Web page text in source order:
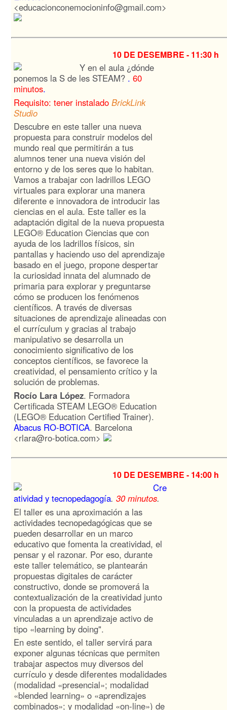
<educacionconemocioninfo@gmail.com>
10 DE DESEMBRE - 11:30 h
Y en el aula ¿dónde
ponemos la S de les STEAM? . 60
minutos.
Requisito: tener instalado BrickLink
Studio
Descubre en este taller una nueva
propuesta para construir modelos del
mundo real que permitirán a tus
alumnos tener una nueva visión del
entorno y de los seres que lo habitan.
Vamos a trabajar con ladrillos LEGO
virtuales para explorar una manera
diferente e innovadora de introducir las
ciencias en el aula. Este taller es la
adaptación digital de la nueva propuesta
LEGO® Education Ciencias que con
ayuda de los ladrillos físicos, sin
pantallas y haciendo uso del aprendizaje
basado en el juego, propone despertar
la curiosidad innata del alumnado de
primaria para explorar y preguntarse
cómo se producen los fenómenos
científicos. A través de diversas
situaciones de aprendizaje alineadas con
el currículum y gracias al trabajo
manipulativo se desarrolla un
conocimiento significativo de los
conceptos científicos, se favorece la
creatividad, el pensamiento crítico y la
solución de problemas.
Rocío Lara López. Formadora
Certificada STEAM LEGO® Education
(LEGO® Education Certified Trainer).
Abacus RO-BOTICA. Barcelona
<rlara@ro-botica.com>
10 DE DESEMBRE - 14:00 h
Cre
atividad y tecnopedagogía. 30 minutos.
El taller es una aproximación a las
actividades tecnopedagógicas que se
pueden desarrollar en un marco
educativo que fomenta la creatividad, el
pensar y el razonar. Por eso, durante
este taller telemático, se plantearán
propuestas digitales de carácter
constructivo, donde se promoverá la
contextualización de la creatividad junto
con la propuesta de actividades
vinculadas a un aprendizaje activo de
tipo «learning by doing".
En este sentido, el taller servirá para
exponer algunas técnicas que permiten
trabajar aspectos muy diversos del
currículo y desde diferentes modalidades
(modalidad «presencial»; modalidad
«blended learning» o «aprendizajes
combinados»; y modalidad «on-line») de